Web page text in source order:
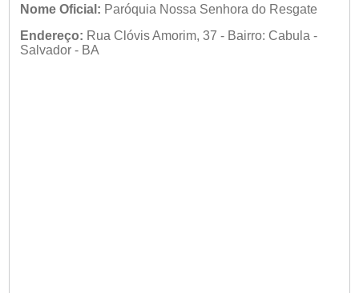
Nome Oficial: Paróquia Nossa Senhora do Resgate
Endereço: Rua Clóvis Amorim, 37 - Bairro: Cabula -
Salvador - BA